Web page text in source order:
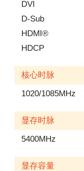
DVI
D-Sub
HDMI®
HDCP
核心时脉
1020/1085MHz
显存时脉
5400MHz
显存容量